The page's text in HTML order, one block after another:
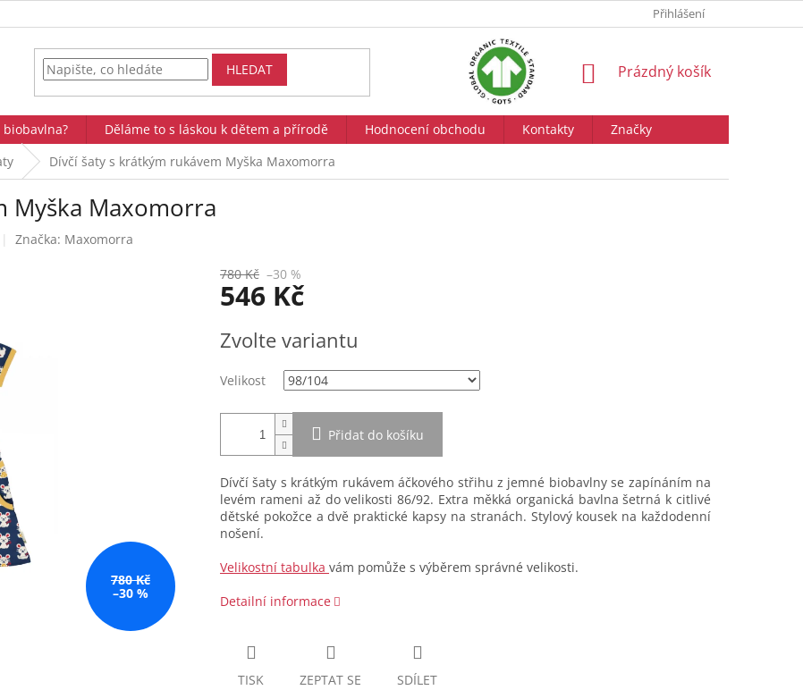
Přihlášení
HLEDAT
NÁKUPNÍ
Prázdný košík
biobavlna? Děláme to s láskou k dětem a přírodě Hodnocení obchodu Kontakty
Značky
Dívčí šaty s krátkým rukávem Myška Maxomorra
Myška Maxomorra
Značka: Maxomorra
780 Kč
–30 %
780 Kč –30 %
546 Kč
cena:
Zvolte variantu
Velikost
Přidat do košíku
Dívčí šaty s krátkým rukávem áčkového střihu z jemné biobavlny se zapínáním na
levém rameni až do velikosti 86/92. Extra měkká organická bavlna šetrná k citlivé
dětské pokožce a dvě praktické kapsy na stranách. Stylový kousek na každodenní
nošení.
Velikostní tabulka vám pomůže s výběrem správné velikosti.
Detailní informace
TISK ZEPTAT SE SDÍLET